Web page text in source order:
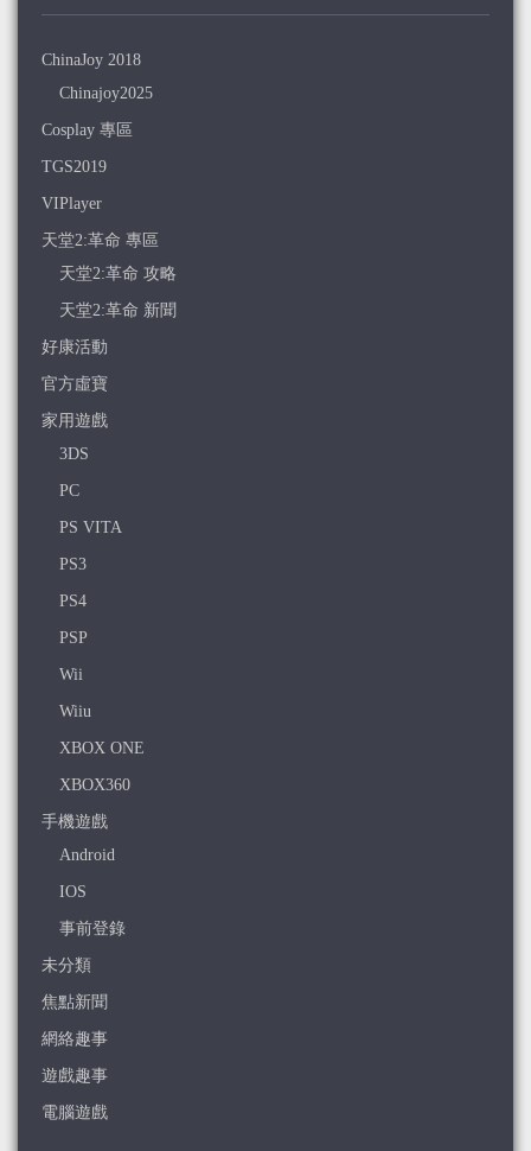
ChinaJoy 2018
Chinajoy2025
Cosplay 專區
TGS2019
VIPlayer
天堂2:革命 專區
天堂2:革命 攻略
天堂2:革命 新聞
好康活動
官方虛寶
家用遊戲
3DS
PC
PS VITA
PS3
PS4
PSP
Wii
Wiiu
XBOX ONE
XBOX360
手機遊戲
Android
IOS
事前登錄
未分類
焦點新聞
網絡趣事
遊戲趣事
電腦遊戲